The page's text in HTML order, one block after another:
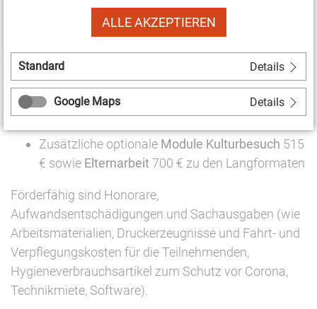
Workshop-Stunden, max. 5.700 €
Langformat kompakt, Bewilligungszeitraum 5
12.675 €
Langformat makro, Bewilligungszeitraum 8 bis
12 Monate, 90 Workshop-Stunden, max. 18.355
Zusätzliche optionale Module Kulturbesuch 515
€ sowie Elternarbeit 700 € zu den Langformaten
Förderfähig sind Honorare,
Aufwandsentschädigungen und Sachausgaben (wie
Arbeitsmaterialien, Druckerzeugnisse und Fahrt- und
Verpflegungskosten für die Teilnehmenden,
Hygieneverbrauchsartikel zum Schutz vor Corona,
Technikmiete, Software).
ALLE AKZEPTIEREN
Standard Details
Google Maps Details